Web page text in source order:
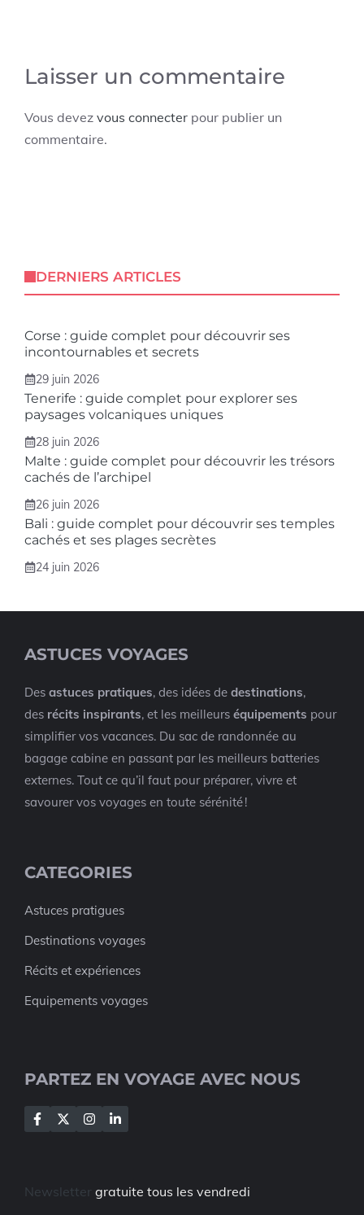
Laisser un commentaire
Vous devez vous connecter pour publier un
commentaire.
DERNIERS ARTICLES
Corse : guide complet pour découvrir ses
incontournables et secrets
29 juin 2026
Tenerife : guide complet pour explorer ses
paysages volcaniques uniques
28 juin 2026
Malte : guide complet pour découvrir les trésors
cachés de l’archipel
26 juin 2026
Bali : guide complet pour découvrir ses temples
cachés et ses plages secrètes
24 juin 2026
ASTUCES VOYAGES
Des astuces pratiques, des idées de destinations,
des récits inspirants, et les meilleurs équipements pour
simplifier vos vacances. Du sac de randonnée au
bagage cabine en passant par les meilleurs batteries
externes. Tout ce qu’il faut pour préparer, vivre et
savourer vos voyages en toute sérénité !
CATEGORIES
Astuces pratigues
Destinations voyages
Récits et expériences
Equipements voyages
PARTEZ EN VOYAGE AVEC NOUS
Newsletter gratuite tous les vendredi